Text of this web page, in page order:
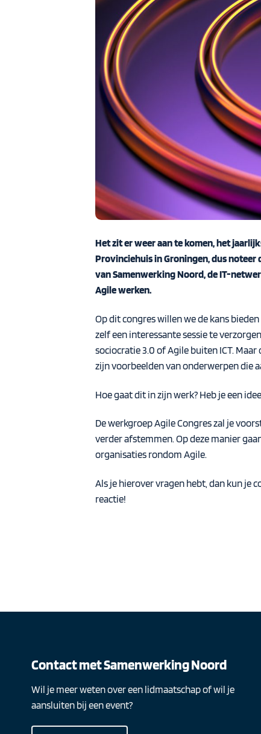
Het zit er weer aan te komen, het
Provinciehuis in Groningen, dus noteer
van Samenwerking Noord, de IT-
Agile werken.
Op dit congres willen we de kans
zelf een interessante sessie te
sociocratie 3.0 of Agile buiten ICT.
zijn voorbeelden van onderwerpen die
Hoe gaat dit in zijn werk? Heb je een
De werkgroep Agile Congres zal je
verder afstemmen. Op deze manier
organisaties rondom Agile.
Als je hierover vragen hebt, dan kun je
reactie!
Contact met Samenwerking Noord
Wil je meer weten over een lidmaatschap of wil je
aansluiten bij een event?